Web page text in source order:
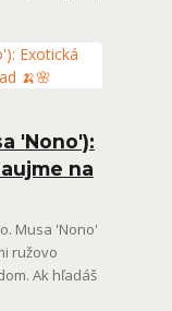
'Nono'):
na
Musa 'Nono'
ružovo
Ak hľadáš